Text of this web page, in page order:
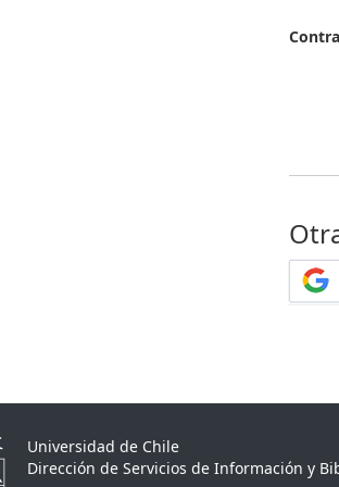
Universidad de Chile
Dirección de Servicios de Información y